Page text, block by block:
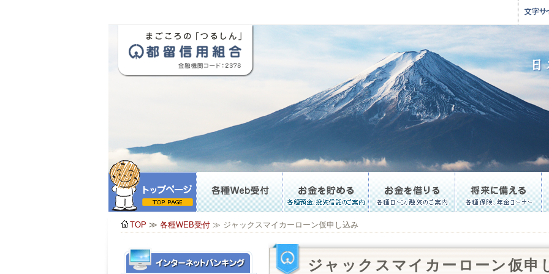
TOP ≫ 各種WEB受付 ≫ ジャックスマイカーローン仮申し込み
ジャックスマイカーローン仮申